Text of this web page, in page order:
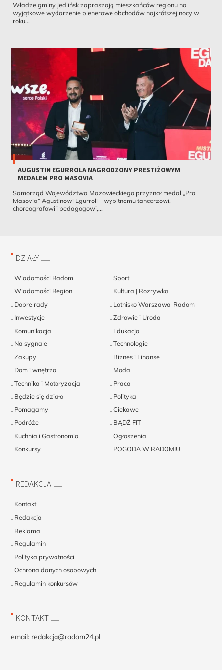
Władze gminy Jedlińsk zapraszają mieszkańców regionu na
wyjątkowe wydarzenie plenerowe obchodów najkrótszej nocy w
roku...
AUGUSTIN EGURROLA NAGRODZONY PRESTIŻOWYM
MEDALEM PRO MASOVIA
Samorząd Województwa Mazowieckiego przyznał medal „Pro
Masovia” Agustinowi Egurroli – wybitnemu tancerzowi,
choreografowi i pedagogowi,...
DZIAŁY
Wiadomości Radom
Sport
Wiadomości Region
Kultura | Rozrywka
Dobre rady
Lotnisko Warszawa-Radom
Inwestycje
Zdrowie i Uroda
Komunikacja
Edukacja
Na sygnale
Technologie
Zakupy
Biznes i Finanse
Dom i wnętrza
Moda
Technika i Motoryzacja
Praca
Będzie się działo
Polityka
Pomagamy
Ciekawe
Podróże
BĄDŹ FIT
Kuchnia i Gastronomia
Ogłoszenia
Konkursy
POGODA W RADOMIU
REDAKCJA
Kontakt
Redakcja
Reklama
Regulamin
Polityka prywatności
Ochrona danych osobowych
Regulamin konkursów
KONTAKT
email: redakcja@radom24.pl